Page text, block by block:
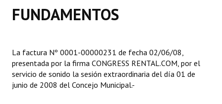
Dictámenes Asesoría Letrada
Informes de Unidad Coordinadora
Ejecución Presupuestaria
FUNDAMENTOS
La factura Nº 0001-00000231 de fecha 02/06/08,
presentada por la firma CONGRESS RENTAL.COM, por el
servicio de sonido la sesión extraordinaria del día 01 de
junio de 2008 del Concejo Municipal.-